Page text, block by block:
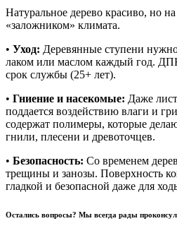
Натуральное дерево красиво, но
«заложником» климата.
• Уход: Деревянные ступени
лаком или маслом каждый год.
срок службы (25+ лет).
• Гниение и насекомые: Даже
поддается воздействию влаги и
содержат полимеры, которые
гнили, плесени и древоточцев.
• Безопасность: Со временем
трещины и занозы. Поверхность
гладкой и безопасной даже для
Остались вопросы? Мы всегда рады